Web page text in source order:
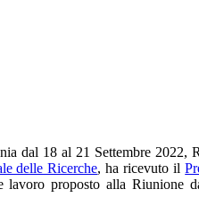
dal 18 al 21 Settembre 2022,
delle Ricerche, ha ricevuto il
proposto alla Riunione